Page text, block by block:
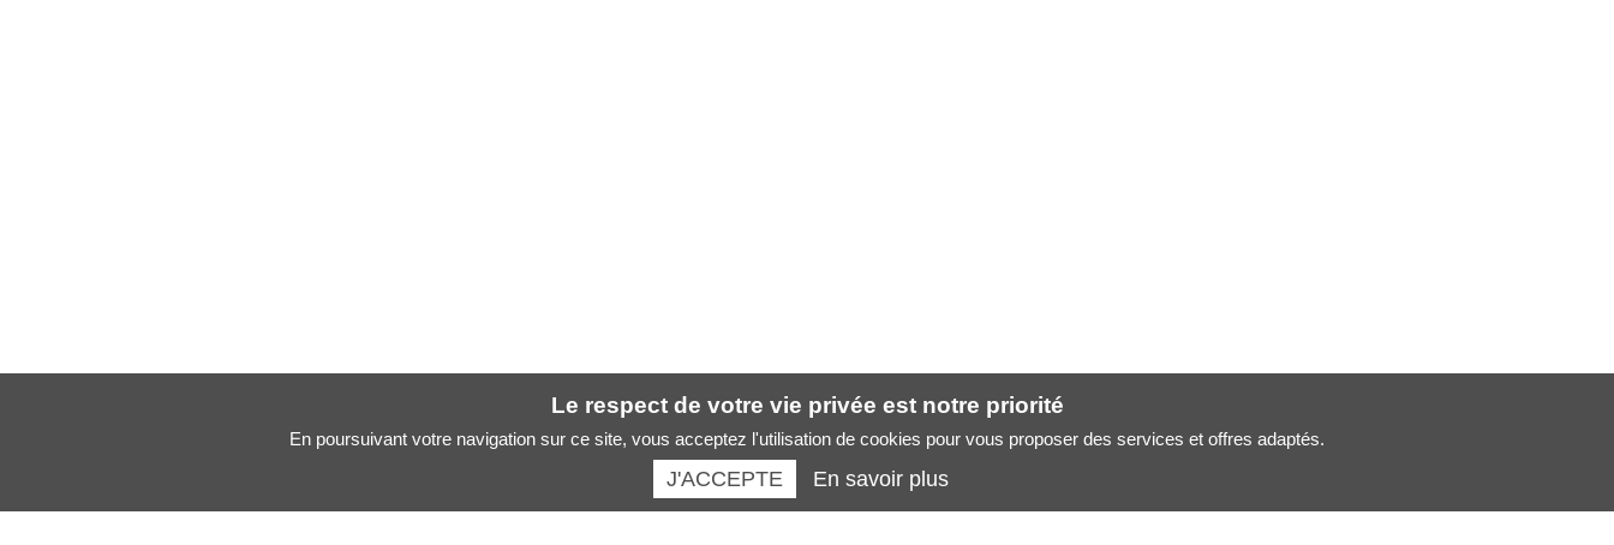
Le respect de votre vie privée est notre priorité
En poursuivant votre navigation sur ce site, vous acceptez l'utilisation de cookies pour vous proposer des services et offres adaptés.
J'ACCEPTE En savoir plus